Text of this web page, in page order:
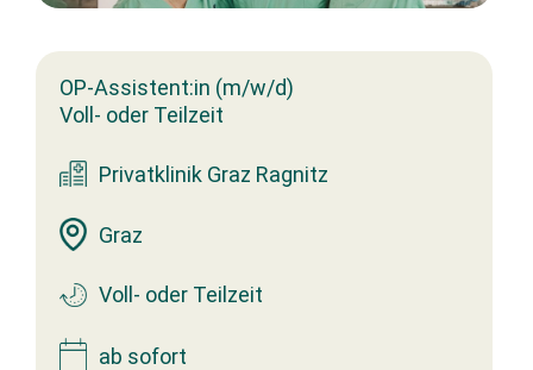
OP-Assistent:in (m/w/d)
Voll- oder Teilzeit
Privatklinik Graz Ragnitz
Graz
Voll- oder Teilzeit
ab sofort